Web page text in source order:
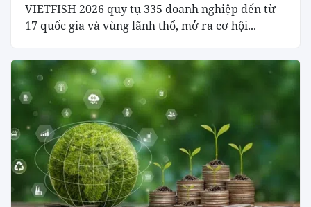
VIETFISH 2026 quy tụ 335 doanh nghiệp đến từ
17 quốc gia và vùng lãnh thổ, mở ra cơ hội...